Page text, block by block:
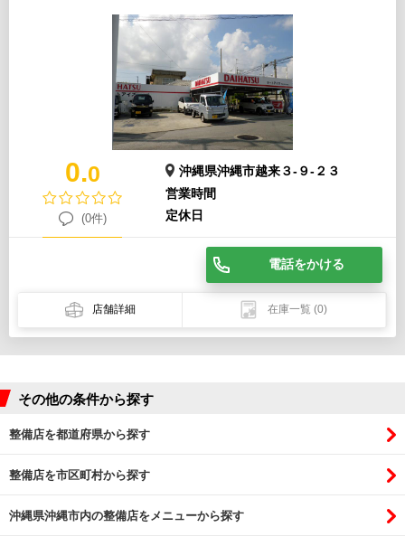
0.0
(0件)
沖縄県沖縄市越来３-９-２３
営業時間
定休日
電話をかける
店舗詳細 在庫一覧 (0)
その他の条件から探す
整備店を都道府県から探す
整備店を市区町村から探す
沖縄県沖縄市内の整備店をメニューから探す